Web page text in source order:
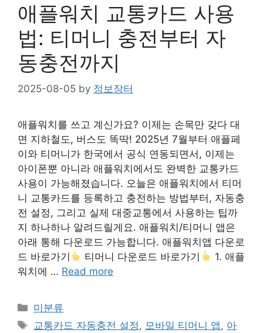
애플워치 교통카드 사용
법: 티머니 충전부터 자
동충전까지
2025-08-05 by 정보장터
애플워치를 쓰고 계신가요? 이제는 손목만 갖다 대
면 지하철도, 버스도 똑딱! 2025년 7월부터 애플페
이와 티머니가 한국에서 공식 연동되면서, 이제는
아이폰뿐 아니라 애플워치에서도 완벽한 교통카드
사용이 가능해졌습니다. 오늘은 애플워치에서 티머
니 교통카드를 등록하고 충전하는 방법부터, 자동충
전 설정, 그리고 실제 대중교통에서 사용하는 팁까
지 하나하나 알려드릴게요. 애플워치/티머니 앱은
아래 통해 다운로드 가능합니다. 애플워치앱 다운로
드 바로가기
티머니 다운로드 바로가기
1. 애플
워치에 … Read more
Categories
미분류
Tags
교통카드 자동충전 설정 , 모바일 티머니 앱 , 아